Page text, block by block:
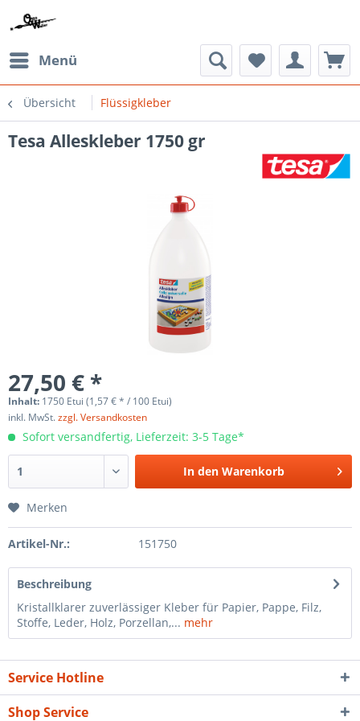
Menü
Übersicht Flüssigkleber
Tesa Alleskleber 1750 gr
27,50 € *
Inhalt: 1750 Etui (1,57 € * / 100 Etui)
inkl. MwSt.zzgl. Versandkosten
Sofort versandfertig, Lieferzeit: 3-5 Tage*
In den Warenkorb
Merken
Artikel-Nr.: 151750
Beschreibung
Kristallklarer zuverlässiger Kleber für Papier, Pappe, Filz,
Stoffe, Leder, Holz, Porzellan,... mehr
Service Hotline
Shop Service